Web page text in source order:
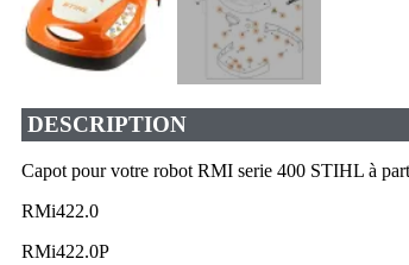
DESCRIPTION
Capot pour votre robot RMI serie 400 STIHL à
RMi422.0
RMi422.0P